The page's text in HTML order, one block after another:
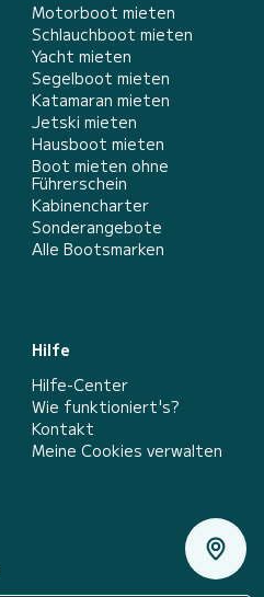
Motorboot mieten
Schlauchboot mieten
Yacht mieten
Segelboot mieten
Katamaran mieten
Jetski mieten
Hausboot mieten
Boot mieten ohne
Führerschein
Kabinencharter
Sonderangebote
Alle Bootsmarken
Hilfe
Hilfe-Center
Wie funktioniert's?
Kontakt
Meine Cookies verwalten